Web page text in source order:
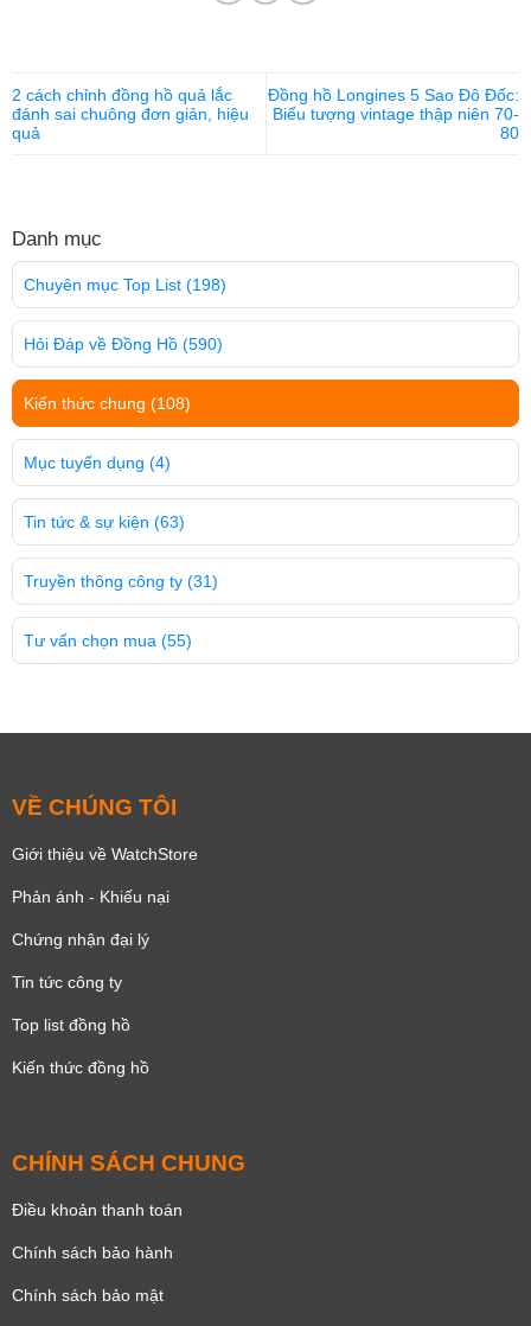
2 cách chỉnh đồng hồ quả lắc
đánh sai chuông đơn giản, hiệu
quả
Đồng hồ Longines 5 Sao Đô Đốc:
Biểu tượng vintage thập niên 70-
80
Danh mục
Chuyên mục Top List (198)
Hỏi Đáp về Đồng Hồ (590)
Kiến thức chung (108)
Mục tuyển dụng (4)
Tin tức & sự kiện (63)
Truyền thông công ty (31)
Tư vấn chọn mua (55)
VỀ CHÚNG TÔI
Giới thiệu về WatchStore
Phản ánh - Khiếu nại
Chứng nhận đại lý
Tin tức công ty
Top list đồng hồ
Kiến thức đồng hồ
CHÍNH SÁCH CHUNG
Điều khoản thanh toán
Chính sách bảo hành
Chính sách bảo mật